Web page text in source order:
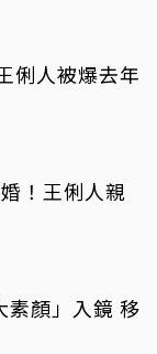
！王俐人親
素顏」入鏡 移